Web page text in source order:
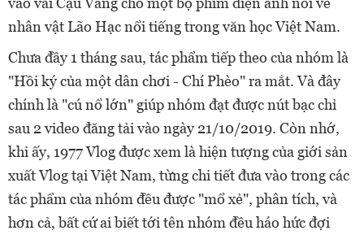
nhân vật Lão Hạc nổi tiếng trong văn học Việt Nam.
Chưa đầy 1 tháng sau, tác phẩm tiếptheo của nhóm là
"Hồi ký của một dân chơi - Chí Phèo" ra mắt. Và đây
chính là "cú nổ lớn" giúp nhóm đạt được nút bạc chỉ
sau 2 video đăng tải vào ngày 21/10/2019. Còn nhớ,
khi ấy, 1977 Vlog được xem là hiện tượng của giới sả‌n
xuất Vlog tại Việt Nam, từng chi tiết đưa vào trong các
tác phẩm của nhóm đều được "mổ xẻ", phân tích, và
hơn cả, bất cứ ai biết tới tên nhóm đều háo hức đợi